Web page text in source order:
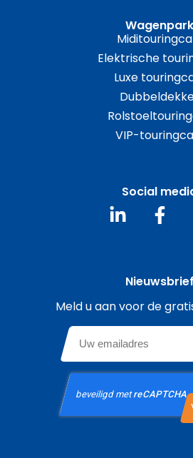
Wagenpark
Elektrische
Luxe
VIP-
Social
Nieuwsbrief
Meld u aan voor de
Email
CAPTCHA